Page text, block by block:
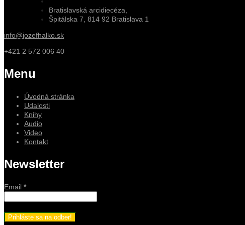
Bratislavská arcidiecéza,
Špitálska 7, 814 92 Bratislava 1
info@jozefhalko.sk
+421 2 572 006 40
Menu
Úvodná stránka
Udalosti
Knihy
Audio
Video
Kontakt
Newsletter
Email *